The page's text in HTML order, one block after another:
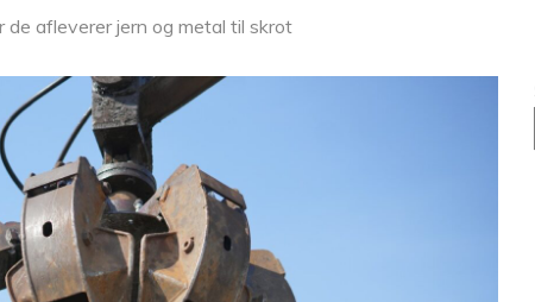
de afleverer jern og metal til skrot